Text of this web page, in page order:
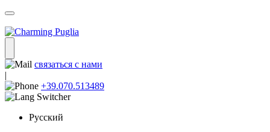
связаться с нами
|
+39.070.513489
Русский